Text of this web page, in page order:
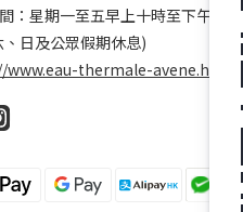
：星期一至五早上十時至下午五時
、日及公眾假期休息)
thermale-avene.hk/